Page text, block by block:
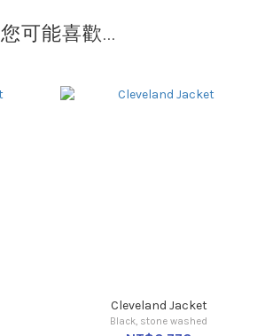
您可能喜歡...
Cleveland Jacket
Black, stone washed